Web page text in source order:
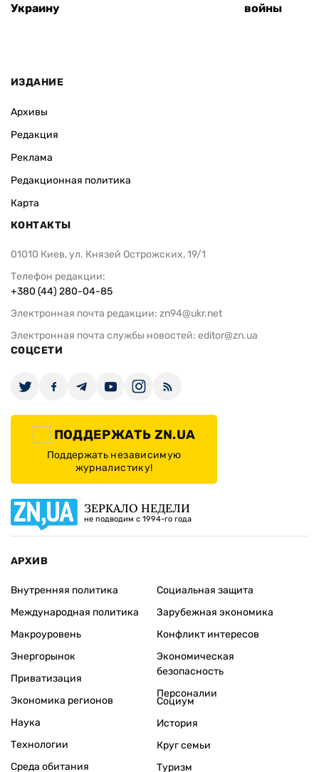
Украину
войны
ИЗДАНИЕ
Архивы
Редакция
Реклама
Редакционная политика
Карта
КОНТАКТЫ
01010 Киев, ул. Князей Острожских, 19/1
Телефон редакции:
+380 (44) 280-04-85
Электронная почта редакции: zn94@ukr.net
Электронная почта службы новостей: editor@zn.ua
СОЦСЕТИ
ПОДДЕРЖАТЬ ZN.UA
Поддержать независимую
журналистику!
ЗЕРКАЛО НЕДЕЛИ
не подводим с 1994-го года
АРХИВ
Внутренняя политика
Международная политика
Макроуровень
Энергорынок
Приватизация
Экономика регионов
Социальная защита
Зарубежная экономика
Конфликт интересов
Экономическая
безопасность
Персоналии
Наука
Технологии
Среда обитания
Социум
История
Круг семьи
Туризм